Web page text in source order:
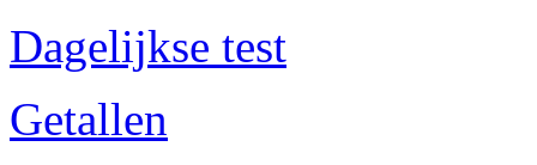
Dagelijkse test
Getallen